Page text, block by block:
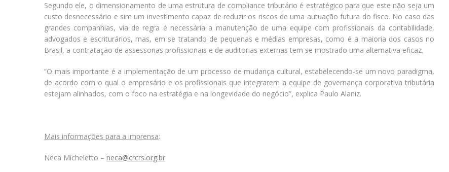
Segundo ele, o dimensionamento de uma estrutura de compliance tributário é estratégico para que este não seja um
custo desnecessário e sim um investimento capaz de reduzir os riscos de uma autuação futura do fisco. No caso das
grandes companhias, via de regra é necessária a manutenção de uma equipe com profissionais da contabilidade,
advogados e escriturários, mas, em se tratando de pequenas e médias empresas, como é a maioria dos casos no
Brasil, a contratação de assessorias profissionais e de auditorias externas tem se mostrado uma alternativa eficaz.
“O mais importante é a implementação de um processo de mudança cultural, estabelecendo-se um novo paradigma,
de acordo com o qual o empresário e os profissionais que integrarem a equipe de governança corporativa tributária
estejam alinhados, com o foco na estratégia e na longevidade do negócio”, explica Paulo Alaniz.
Mais informações para a imprensa:
Neca Micheletto – neca@crcrs.org.br